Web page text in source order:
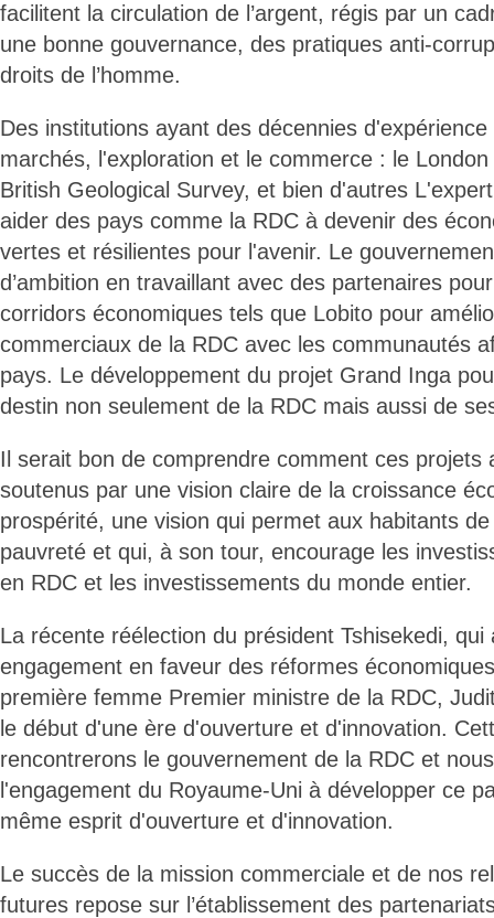
facilitent la circulation de l’argent, régis par un
une bonne gouvernance, des pratiques anti-
droits de l’homme.
Des institutions ayant des décennies
marchés, l'exploration et le commerce : le
British Geological Survey, et bien d'autres
aider des pays comme la RDC à devenir des
vertes et résilientes pour l'avenir. Le
d’ambition en travaillant avec des partenaires
corridors économiques tels que Lobito pour
commerciaux de la RDC avec les communautés
pays. Le développement du projet Grand Inga
destin non seulement de la RDC mais aussi de
Il serait bon de comprendre comment ces projets
soutenus par une vision claire de la croissance
prospérité, une vision qui permet aux habitants
pauvreté et qui, à son tour, encourage les
en RDC et les investissements du monde entier.
La récente réélection du président Tshisekedi, qui
engagement en faveur des réformes
première femme Premier ministre de la RDC,
le début d'une ère d'ouverture et d'innovation.
rencontrerons le gouvernement de la RDC et
l'engagement du Royaume-Uni à développer ce
même esprit d'ouverture et d'innovation.
Le succès de la mission commerciale et de nos
futures repose sur l’établissement des